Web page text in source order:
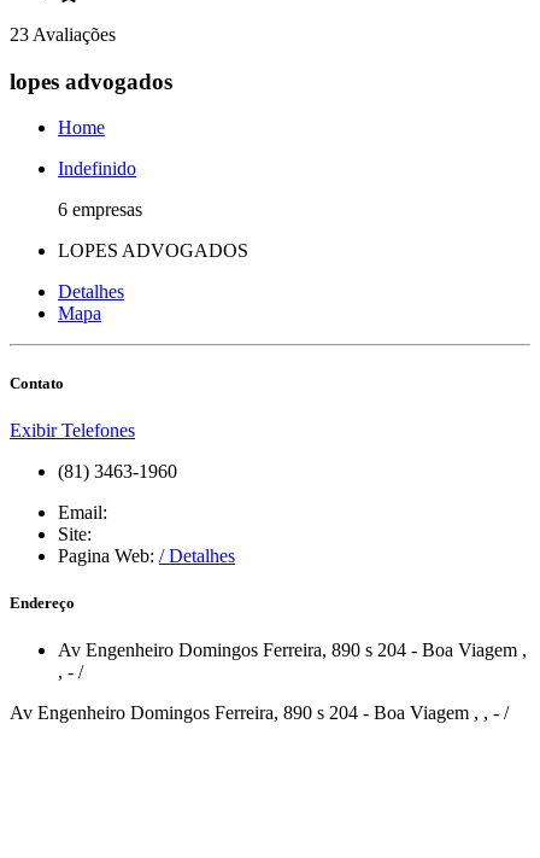
23 Avaliações
lopes advogados
Home
Indefinido
6 empresas
LOPES ADVOGADOS
Detalhes
Mapa
Contato
Exibir Telefones
(81) 3463-1960
Email:
Site:
Pagina Web: / Detalhes
Endereço
Av Engenheiro Domingos Ferreira, 890 s 204 - Boa Viagem ,
, - /
Av Engenheiro Domingos Ferreira, 890 s 204 - Boa Viagem , , - /